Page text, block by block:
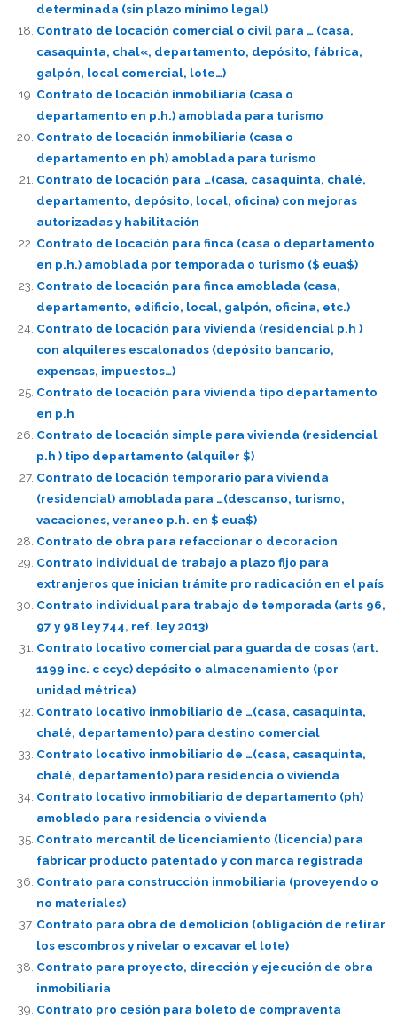
determinada (sin plazo mínimo legal)
Contrato de locación comercial o civil para … (casa,
casaquinta, chal«, departamento, depósito, fábrica,
galpón, local comercial, lote…)
Contrato de locación inmobiliaria (casa o
departamento en p.h.) amoblada para turismo
Contrato de locación inmobiliaria (casa o
departamento en ph) amoblada para turismo
Contrato de locación para …(casa, casaquinta, chalé,
departamento, depósito, local, oficina) con mejoras
autorizadas y habilitación
Contrato de locación para finca (casa o departamento
en p.h.) amoblada por temporada o turismo ($ eua$)
Contrato de locación para finca amoblada (casa,
departamento, edificio, local, galpón, oficina, etc.)
Contrato de locación para vivienda (residencial p.h )
con alquileres escalonados (depósito bancario,
expensas, impuestos…)
Contrato de locación para vivienda tipo departamento
en p.h
Contrato de locación simple para vivienda (residencial
p.h ) tipo departamento (alquiler $)
Contrato de locación temporario para vivienda
(residencial) amoblada para …(descanso, turismo,
vacaciones, veraneo p.h. en $ eua$)
Contrato de obra para refaccionar o decoracion
Contrato individual de trabajo a plazo fijo para
extranjeros que inician trámite pro radicación en el país
Contrato individual para trabajo de temporada (arts 96,
97 y 98 ley 744, ref. ley 2013)
Contrato locativo comercial para guarda de cosas (art.
1199 inc. c ccyc) depósito o almacenamiento (por
unidad métrica)
Contrato locativo inmobiliario de …(casa, casaquinta,
chalé, departamento) para destino comercial
Contrato locativo inmobiliario de …(casa, casaquinta,
chalé, departamento) para residencia o vivienda
Contrato locativo inmobiliario de departamento (ph)
amoblado para residencia o vivienda
Contrato mercantil de licenciamiento (licencia) para
fabricar producto patentado y con marca registrada
Contrato para construcción inmobiliaria (proveyendo o
no materiales)
Contrato para obra de demolición (obligación de retirar
los escombros y nivelar o excavar el lote)
Contrato para proyecto, dirección y ejecución de obra
inmobiliaria
Contrato pro cesión para boleto de compraventa